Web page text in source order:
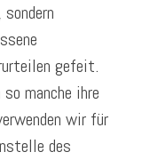
gefeit.
manche ihre
wir für
des